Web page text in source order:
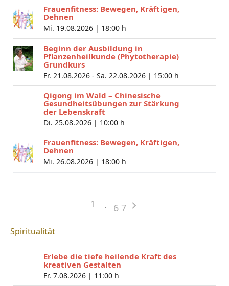
Frauenfitness: Bewegen, Kräftigen,
Dehnen
Mi. 19.08.2026 | 18:00 h
Beginn der Ausbildung in
Pflanzenheilkunde (Phytotherapie)
Grundkurs
Fr. 21.08.2026 - Sa. 22.08.2026 | 15:00 h
Qigong im Wald – Chinesische
Gesundheitsübungen zur Stärkung
der Lebenskraft
Di. 25.08.2026 | 10:00 h
Frauenfitness: Bewegen, Kräftigen,
Dehnen
Mi. 26.08.2026 | 18:00 h
1 6 7
Spiritualität
Erlebe die tiefe heilende Kraft des
kreativen Gestalten
Fr. 7.08.2026 | 11:00 h